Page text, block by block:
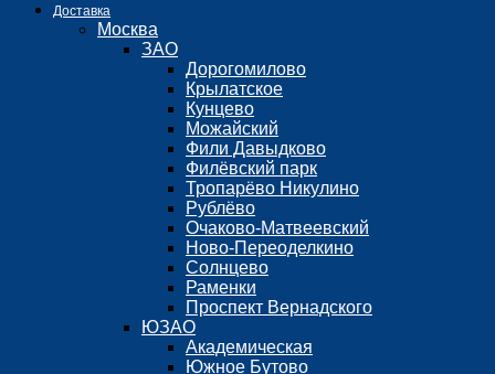
Доставка
Москва
ЗАО
Дорогомилово
Крылатское
Кунцево
Можайский
Фили Давыдково
Филёвский парк
Тропарёво Никулино
Рублёво
Очаково-Матвеевский
Ново-Переоделкино
Солнцево
Раменки
Проспект Вернадского
ЮЗАО
Академическая
Южное Бутово